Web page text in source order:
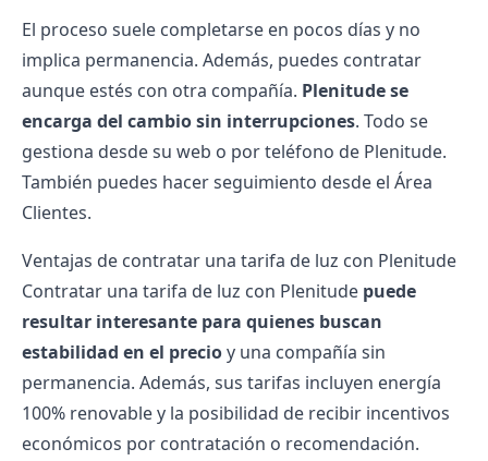
El proceso suele completarse en pocos días y no
implica permanencia. Además, puedes contratar
aunque estés con otra compañía. Plenitude se
encarga del cambio sin interrupciones. Todo se
gestiona desde su web o porteléfono de Plenitude.
También puedes hacer seguimiento desde el Área
Clientes.
Ventajas de contratar una tarifa de luz con Plenitude
Contratar una tarifa de luz con Plenitude puede
resultar interesante para quienes buscan
estabilidad en el precioy una compañía sin
permanencia. Además, sus tarifas incluyen energía
100% renovable y la posibilidad de recibir incentivos
económicos por contratación o recomendación.